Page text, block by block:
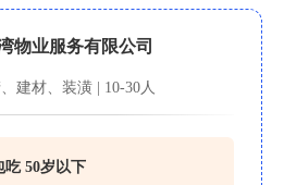
物业服务有限公司
建材、装潢 | 10-30人
吃 50岁以下